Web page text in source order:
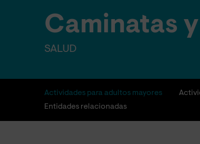
Caminatas
SALUD
Actividades para adultos mayores
Entidades relacionadas